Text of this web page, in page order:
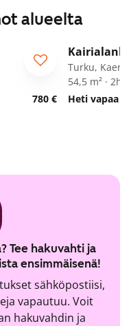
alueelta
780 €
Turku, Kaerla
54,5 m² ·
Heti vapaa
Tee hakuvahti ja
ensimmäisenä!
sähköpostiisi,
vapautuu. Voit
hakuvahdin ja